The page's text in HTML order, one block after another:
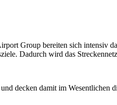
Group bereiten sich intensiv
Dadurch wird das
decken damit im Wesentlichen